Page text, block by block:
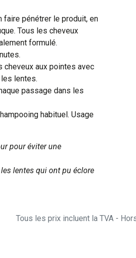
faire pénétrer le produit, en
Tous les cheveux
formulé.
cheveux aux pointes avec
lentes.
passage dans les
habituel. Usage
pour éviter une
lentes qui ont pu éclore
Tous les prix incluent la TVA -